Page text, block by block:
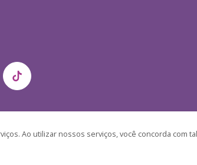
Ao utilizar nossos serviços, você concorda com